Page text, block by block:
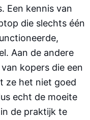
Een kennis van
die slechts één
Aan de andere
kopers die een
ze het niet goed
echt de moeite
de praktijk te